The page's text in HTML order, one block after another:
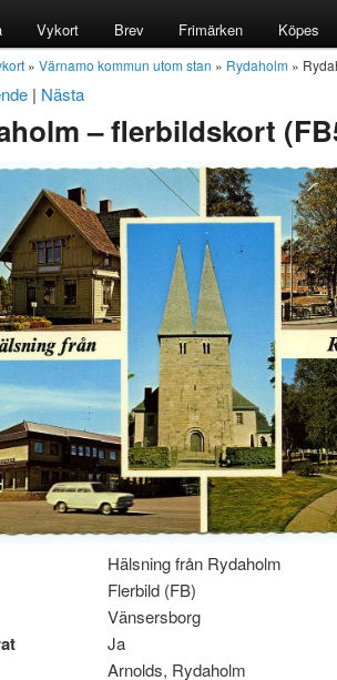
Vykort Brev Frimärken Köpes
» Värnamo kommun utom stan » Rydaholm »
| Nästa
– flerbildskort
Hälsning från Rydaholm
Flerbild (FB)
Vänsersborg
Ja
Arnolds, Rydaholm